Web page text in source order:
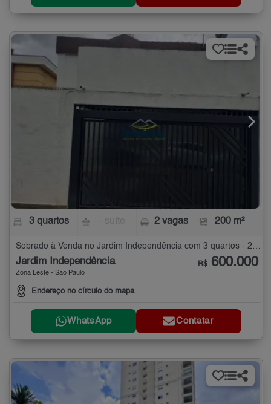
3 quartos 2 vagas 200 m²
Sobrado à Venda no Jardim Independência com 3 quartos - 200 m²
Jardim Independência
Zona Leste - São Paulo
Endereço no círculo do mapa
R$ 600.000
WhatsApp Contatar